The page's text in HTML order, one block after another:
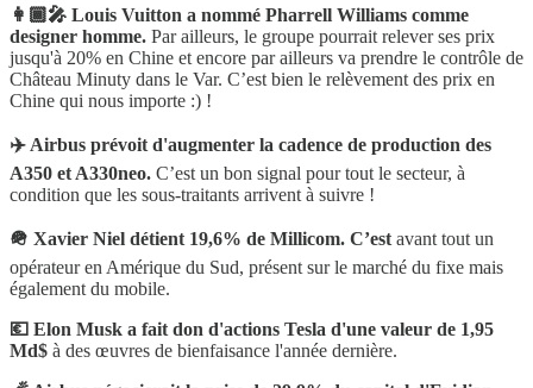
👩🏾‍🎤 Louis Vuitton a nommé Pharrell Williams comme
designer homme. Par ailleurs, le groupe pourrait relever ses prix
jusqu'à 20% en Chine et encore par ailleurs va prendre le contrôle de
Château Minuty dans le Var. C’est bien le relèvement des prix en
Chine qui nous importe :) !
✈️ Airbus prévoit d'augmenter la cadence de production des
A350 et A330neo. C’est un bon signal pour tout le secteur, à
condition que les sous-traitants arrivent à suivre !
🪖 Xavier Niel détient 19,6% de Millicom. C’est avant tout un
opérateur en Amérique du Sud, présent sur le marché du fixe mais
également du mobile.
💶 Elon Musk a fait don d'actions Tesla d'une valeur de 1,95
Md$ à des œuvres de bienfaisance l'année dernière.